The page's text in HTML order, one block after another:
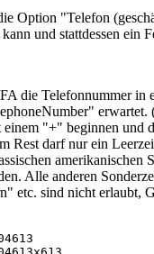
Option "Telefon
und stattdessen ein
die Telefonnummer in
erwartet.
"+" beginnen und
Rest darf nur ein
amerikanischen
Alle anderen
etc. sind nicht erlaubt,